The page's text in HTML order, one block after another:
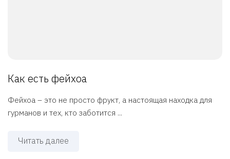
Как есть фейхоа
Фейхоа – это не просто фрукт, а настоящая находка для
гурманов и тех, кто заботится ...
Читать далее